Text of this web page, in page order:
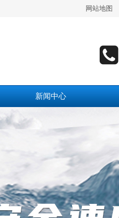
网站地图
新闻中心